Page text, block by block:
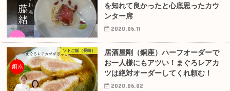
を知れて良かったと心底思ったカウ
ンター席
2020.06.11
ソトご飯（長崎）
居酒屋剛（銅座）ハーフオーダーで
お一人様にもアツい！まぐろレアカ
ツは絶対オーダーしてくれ頼む！
2020.06.02